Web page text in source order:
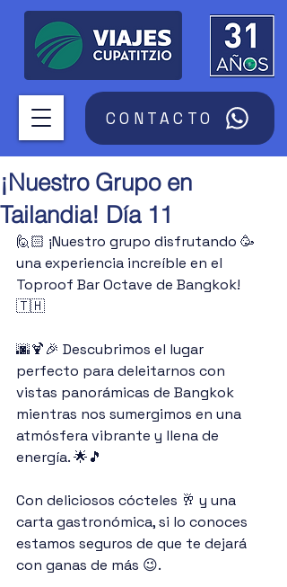
CONTACTO
¡Nuestro Grupo en
Tailandia! Día 11
🙋🏻‍ ¡Nuestro grupo disfrutando 🥳
una experiencia increíble en el
Toproof Bar Octave de Bangkok!
🇹🇭
🌆🍹🎉 Descubrimos el lugar
perfecto para deleitarnos con
vistas panorámicas de Bangkok
mientras nos sumergimos en una
atmósfera vibrante y llena de
energía. 🌟🎵
Con deliciosos cócteles 🥂 y una
carta gastronómica, si lo conoces
estamos seguros de que te dejará
con ganas de más 😉.